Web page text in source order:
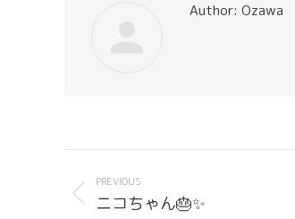
Author: Ozawa
navigation
PREVIOUS
Previous
ニコちゃん🎂✨